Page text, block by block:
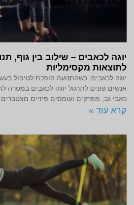
יוגה לכאבים – שילוב בין גוף,
לתוצאות מקסימליות
יוגה לכאבים: כשהתנועה הופכת לטיפול
אנשים פונים לתרגול יוגה לכאבים במטרה
כאבי גב, מפרקים ועומסים פיזיים מצטברים.
קרא עוד »